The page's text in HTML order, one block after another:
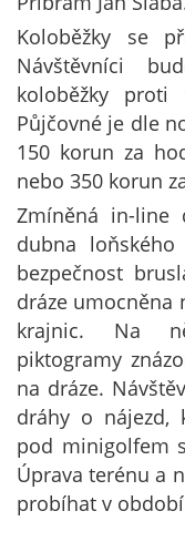
Koloběžky se
Návštěvníci
koloběžky proti
Půjčovné je dle
150 korun za
nebo 350 korun
Zmíněná in-line
dubna
bezpečnost
dráze umocněna
krajnic. Na
piktogramy
na dráze.
dráhy o nájezd,
pod minigolfem
Úprava terénu a
probíhat v